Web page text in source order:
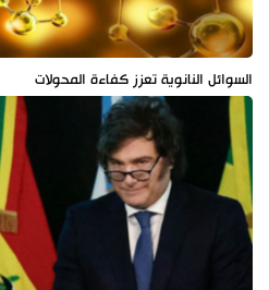
السوائل النانوية تعزز كفاءة المحولات